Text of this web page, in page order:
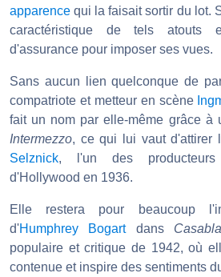
apparence qui la faisait sortir du lot.
caractéristique de tels atouts
d'assurance pour imposer ses vues.
Sans aucun lien quelconque de
compatriote et metteur en scène
fait un nom par elle-même grâce à
Intermezzo, ce qui lui vaut d'attirer
Selznick, l'un des
d'Hollywood en 1936.
Elle restera pour beaucoup
d'Humphrey Bogartdans
populaire et critique de 1942, où
contenue et inspire des sentiments